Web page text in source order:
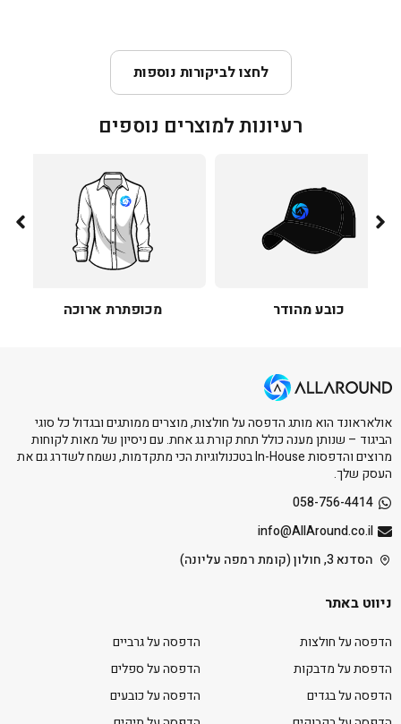
לחצו לביקורות נוספות
רעיונות למוצרים נוספים
כובע מהודר מכופתרת ארוכה
אולאראונד הוא מותג הדפסה על חולצות, מוצרים ממותגים ובגדול כל סוגי
הביגוד – שנותן מענה כולל תחת קורת גג אחת. עם ניסיון של מאות לקוחות
מרוצים והדפסות In-House בטכנולוגיות הכי מתקדמות, נשמח לשדרג גם את
העסק שלך.
058-756-4414
info@AllAround.co.il
הסדנא 3, חולון (קומת רמפה עליונה)
ניווט באתר
הדפסה על חולצות
הדפסה על גרביים
הדפסת על מדבקות
הדפסה על ספלים
הדפסה על בגדים
הדפסה על כובעים